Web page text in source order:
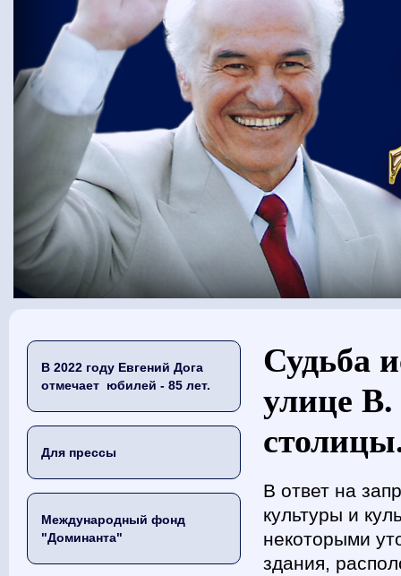
В 2022 году Евгений Дога
отмечает юбилей - 85 лет.
Для прессы
Международный фонд
"Доминанта"
Вы здесь
Судьба
улице
В ответ на
культуры и
некоторыми
здания,